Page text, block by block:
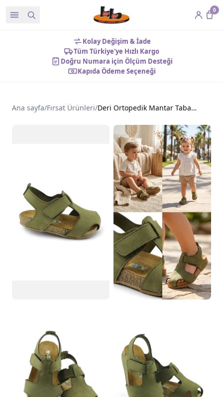
0
Kolay Değişim & İade
Tüm Türkiye'ye Hızlı Kargo
Doğru Numara için Ölçüm Desteği
Kapıda Ödeme Seçeneği
Ana sayfa/Fırsat Ürünleri/ Deri Ortopedik Mantar Taban Cırtlı Bebek Sandalet Haki